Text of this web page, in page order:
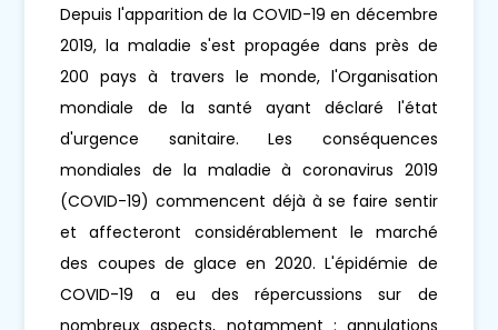
Depuis l'apparition de la COVID-19 en décembre
2019, la maladie s'est propagée dans près de
200 pays à travers le monde, l'Organisation
mondiale de la santé ayant déclaré l'état
d'urgence sanitaire. Les conséquences
mondiales de la maladie à coronavirus 2019
(COVID-19) commencent déjà à se faire sentir
et affecteront considérablement le marché
des coupes de glace en 2020. L'épidémie de
COVID-19 a eu des répercussions sur de
nombreux aspects, notamment : annulations